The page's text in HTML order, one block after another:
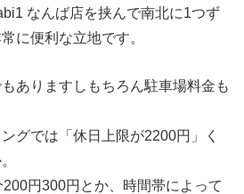
なんば店を挟んで南北に1つず
に便利な立地です。
ありますしもちろん駐車場料金も
グでは「休日上限が2200円」く
円300円とか、時間帯によって